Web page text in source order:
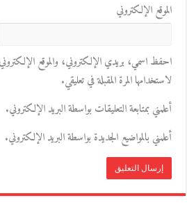
الموقع الإلكتروني
احفظ اسمي، بريدي الإلكتروني، والموقع
لاستخدامها المرة المقبلة في تعليقي.
أعلمني بمتابعة التعليقات بواسطة البريد الإلكتروني.
أعلمني بالمواضيع الجديدة بواسطة البريد الإلكتروني.